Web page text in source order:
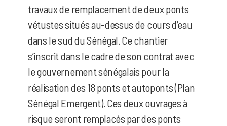
travaux de remplacement de deux ponts
vétustes situés au-dessus de cours d’eau
dans le sud du Sénégal. Ce chantier
s’inscrit dans le cadre de son contrat avec
le gouvernement sénégalais pour la
réalisation des 18 ponts et autoponts (Plan
Sénégal Emergent). Ces deux ouvrages à
risque seront remplacés par des ponts